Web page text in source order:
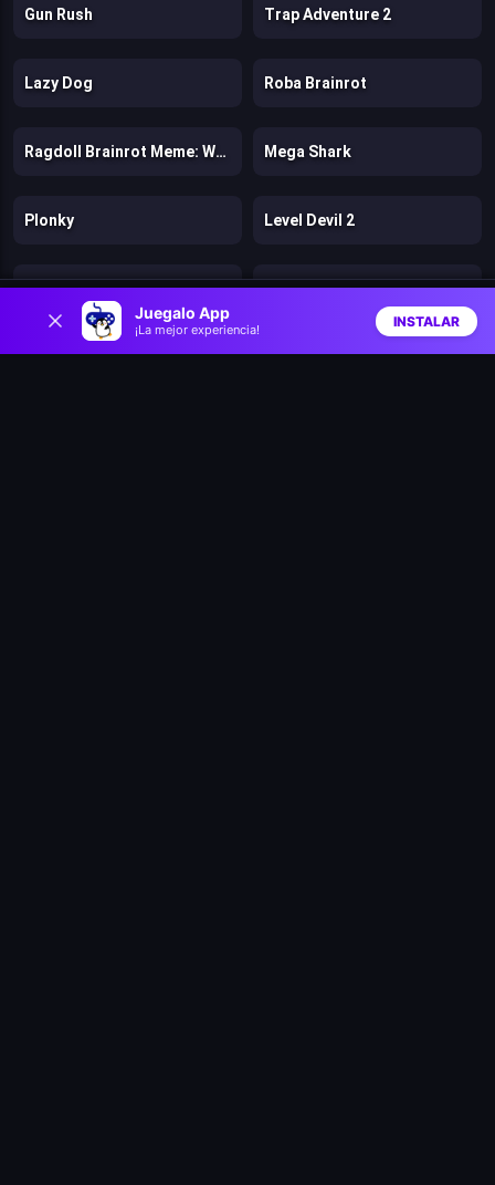
Juegalo App
¡La mejor experiencia!
INSTALAR
Gun Rush Trap Adventure 2
Lazy Dog Roba Brainrot
Ragdoll Brainrot Meme: Walk Challenge! Mega Shark
Plonky Level Devil 2
Vex Hyper Dash Om Nom Tower 3D
Geometry Dash: Wave Challenge Rescue Wings!